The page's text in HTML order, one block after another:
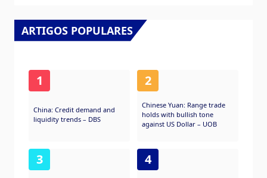
ARTIGOS POPULARES
1
China: Credit demand and
liquidity trends – DBS
2
Chinese Yuan: Range trade
holds with bullish tone
against US Dollar – UOB
3 4